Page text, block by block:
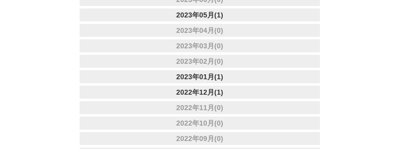
2023年05月(1)
2023年04月(0)
2023年03月(0)
2023年02月(0)
2023年01月(1)
2022年12月(1)
2022年11月(0)
2022年10月(0)
2022年09月(0)